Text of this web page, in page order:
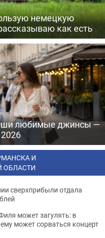
немецкую
как есть
любимые джинсы —
И
ОБЛАСТИ
сверхприбыли отдала
может загулять: в
может сорваться концерт